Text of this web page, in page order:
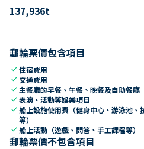
137,936t
郵輪票價包含項目
check住宿費用
check 交通費用
check 主餐廳的早餐、午餐、晚餐及自助餐廳
check表演、活動等娛樂項目
check船上設施使用費（健身中心、游泳池、
等）
check船上活動（遊戲、問答、手工課程等）
郵輪票價不包含項目